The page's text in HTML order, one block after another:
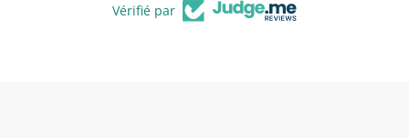
Vérifié par